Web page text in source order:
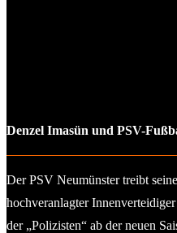
Denzel Imasün und PSV-
Der PSV Neumünster treibt
hochveranlagter
der „Polizisten“ ab der neuen